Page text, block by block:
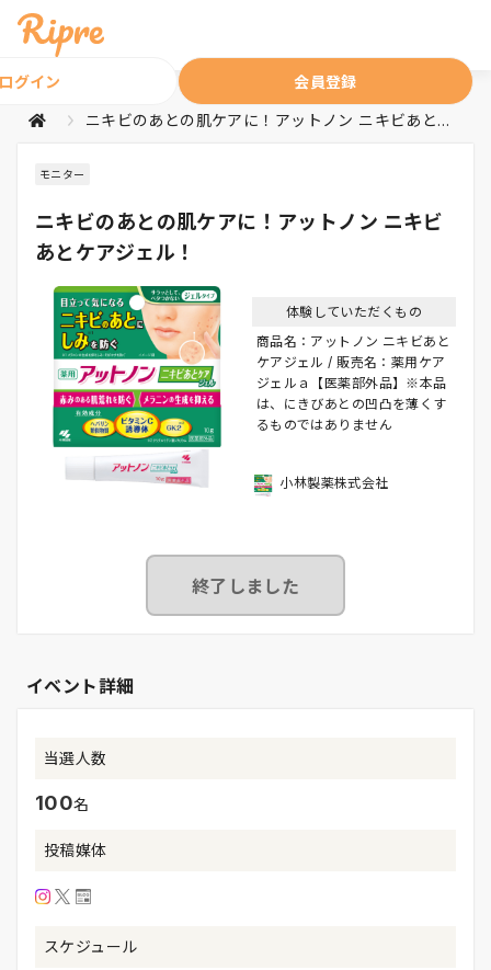
グイン 会員登録
ニキビのあとの肌ケアに！アットノン ニキビあとケアジェル！
モニター
ニキビのあとの肌ケアに！アットノン ニキビ
あとケアジェル！
体験していただくもの
商品名：アットノン ニキビあと
ケアジェル / 販売名：薬用ケア
ジェルａ【医薬部外品】※本品
は、にきびあとの凹凸を薄くす
るものではありません
小林製薬株式会社
終了しました
イベント詳細
当選人数
100名
投稿媒体
スケジュール